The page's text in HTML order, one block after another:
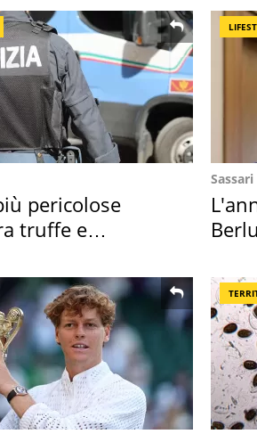
pericolose
truffe e
Sassari